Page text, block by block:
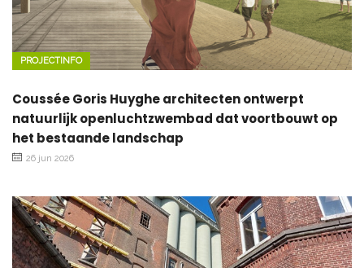
PROJECTINFO
Coussée Goris Huyghe architecten ontwerpt
natuurlijk openluchtzwembad dat voortbouwt op
het bestaande landschap
26 jun 2026